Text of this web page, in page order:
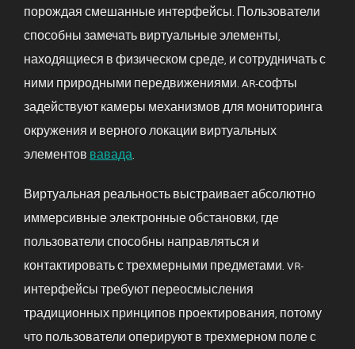
порождая смешанные интерфейсы. Пользователи
способны замечать виртуальные элементы,
находящиеся в физическом среде, и сотрудничать с
ними природными передвижениями. AR-софты
задействуют камеры механизмов для мониторинга
окружения и верного локации виртуальных
элементоввавада.
Виртуальная реальность выстраивает абсолютно
иммерсивные электронные обстановки, где
пользователи способны направляться и
контактировать с трехмерными предметами. VR-
интерфейсы требуют переосмысления
традиционных принципов проектирования, потому
что пользователи оперируют в трехмерном поле с